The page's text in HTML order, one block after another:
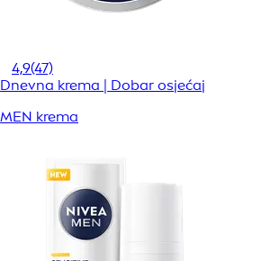
4,9(47)
Dnevna krema | Dobar osjećaj
MEN krema